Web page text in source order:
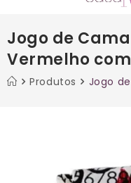
Jogo de
Vermelho
Produtos Jogo